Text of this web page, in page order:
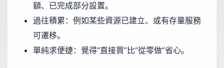
額、已完成部分設置。
過往積累：例如某些資源已建立、或有存量服務
可遷移。
單純求便捷：覺得“直接買”比“從零做”省心。